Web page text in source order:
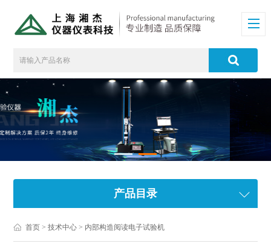
产品目录
首页 >技术中心 > 内部构造阅读电子试验机